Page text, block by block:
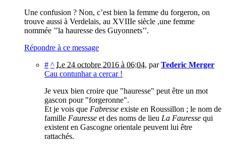
Une confusion ? Non, c’est bien la femme du forgeron, on
trouve aussi à Verdelais, au XVIIIe siècle ,une femme
nommée ’’la hauresse des Guyonnets’’.
Répondre à ce message
# ^ Le 24 octobre 2016 à 06:04, parTederic Merger
Cau contunhar a cercar !
Je veux bien croire que "hauresse" peut être un mot
gascon pour "forgeronne".
Et je vois que Fabresse existe en Roussillon ; le nom de
famille Fauresse et des noms de lieu La Fauresse qui
existent en Gascogne orientale peuvent lui être
rattachés.